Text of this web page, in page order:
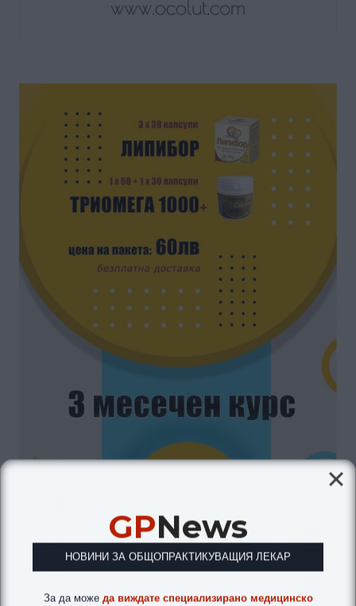
GPNews
НОВИНИ ЗА ОБЩОПРАКТИКУВАЩИЯ ЛЕКАР
За да може да виждате специализирано медицинско